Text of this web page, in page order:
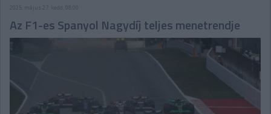
2025. május 27. kedd, 08:00
Az F1-es Spanyol Nagydíj teljes menetrendje